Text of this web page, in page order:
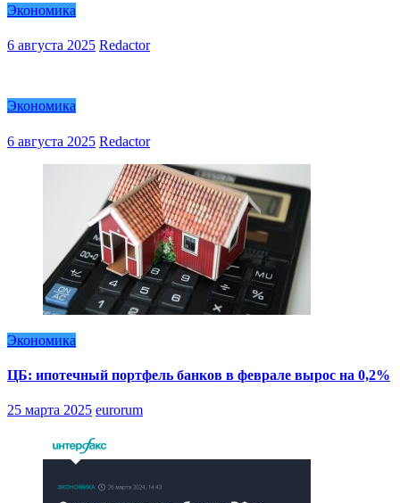
Экономика
6 августа 2025 Redactor
Экономика
6 августа 2025 Redactor
Экономика
ЦБ: ипотечный портфель банков в феврале вырос на 0,2%
25 марта 2025 eurorum